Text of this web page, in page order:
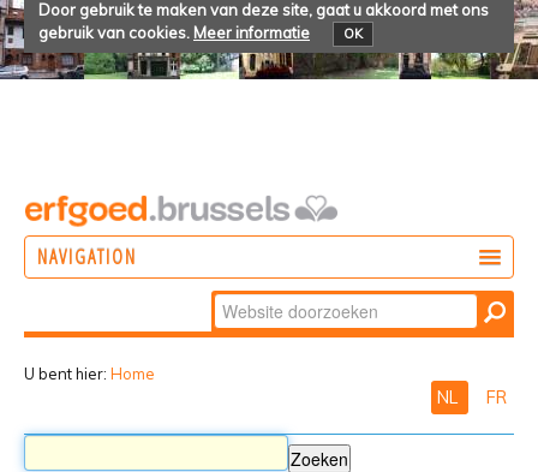
Door gebruik te maken van deze site, gaat u akkoord met ons
gebruik van cookies. Meer informatie OK
NAVIGATION
Zoek
Geavanceerd
U bent hier: Home
NL FR